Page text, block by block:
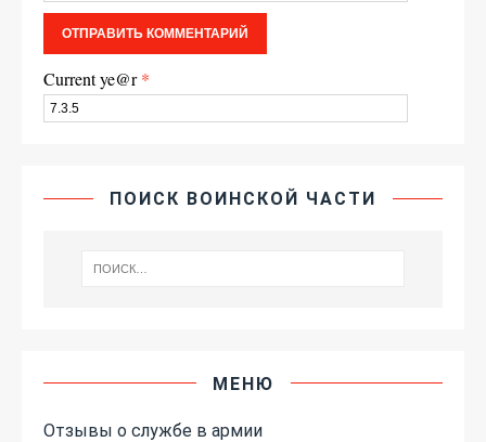
Current ye@r*
ПОИСК ВОИНСКОЙ ЧАСТИ
МЕНЮ
Отзывы о службе в армии